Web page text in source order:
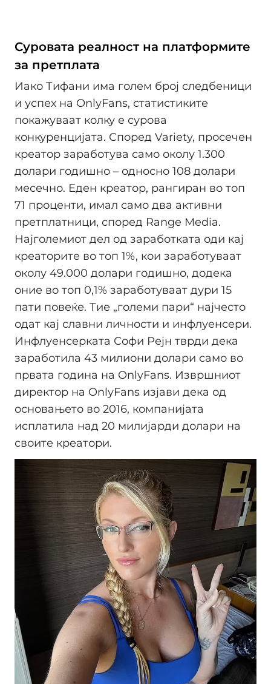
Суровата реалност на платформите
за претплата
Иако Тифани има голем број следбеници
и успех на OnlyFans, статистиките
покажуваат колку е сурова
конкуренцијата. Според Variety, просечен
креатор заработува само околу 1.300
долари годишно – односно 108 долари
месечно. Еден креатор, рангиран во топ
71 проценти, имал само два активни
претплатници, според Range Media.
Најголемиот дел од заработката оди кај
креаторите во топ 1%, кои заработуваат
околу 49.000 долари годишно, додека
оние во топ 0,1% заработуваат дури 15
пати повеќе. Тие „големи пари“ најчесто
одат кај славни личности и инфлуенсери.
Инфлуенсерката Софи Рејн тврди дека
заработила 43 милиони долари само во
првата година на OnlyFans. Извршниот
директор на OnlyFans изјави дека од
основањето во 2016, компанијата
исплатила над 20 милијарди долари на
своите креатори.